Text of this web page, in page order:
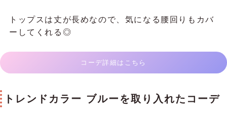
トップスは丈が長めなので、気になる腰回りもカバ
ーしてくれる◎
コーデ詳細はこちら
トレンドカラー ブルーを取り入れたコーデ